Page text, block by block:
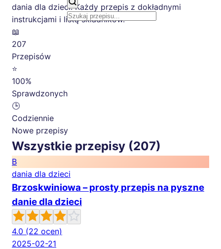
dania dla dzieci. Każdy przepis z dokładnymi
instrukcjami i listą składników.
📖
207
Przepisów
⭐
100%
Sprawdzonych
🕒
Codziennie
Nowe przepisy
Wszystkie przepisy (207)
B
dania dla dzieci
Brzoskwiniowa – prosty przepis na pyszne
danie dla dzieci
4.0 (22 ocen)
2025-02-21